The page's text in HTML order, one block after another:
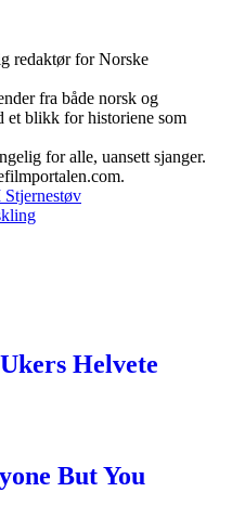
redaktør for Norske
fra både norsk og
et blikk for historiene som
for alle, uansett sjanger.
.
Stjernestøv
Helvete
But You